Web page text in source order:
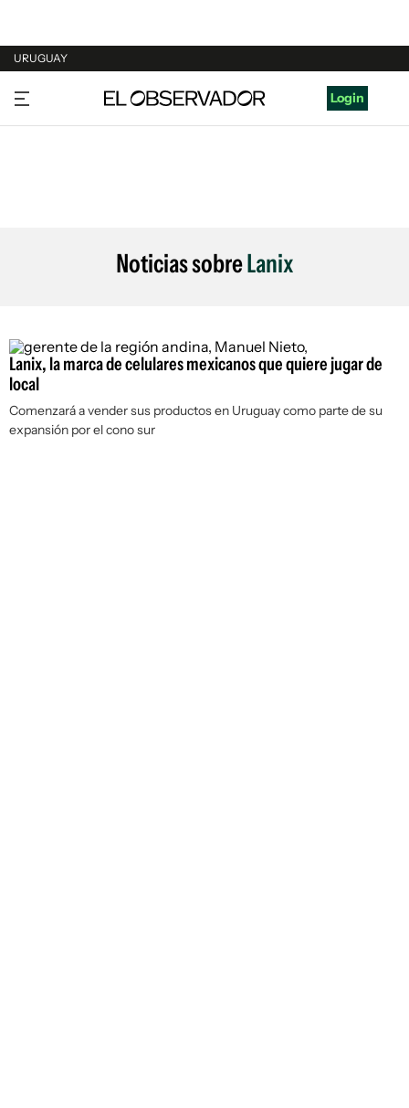
URUGUAY
URUGUAY
ARGENTINA
Login
Noticias sobreLanix
Lanix, la marca de celulares mexicanos que quiere jugar de
local
Comenzará a vender sus productos en Uruguay como parte de su
expansión por el cono sur